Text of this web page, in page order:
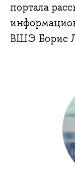
портала
ВШЭ Борис